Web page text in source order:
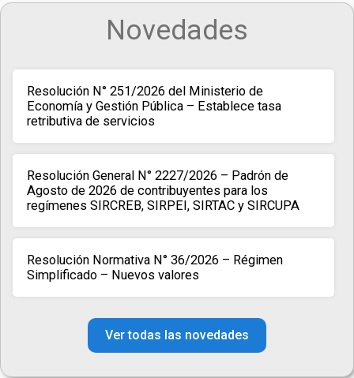
Novedades
Resolución N° 251/2026 del Ministerio de
Economía y Gestión Pública – Establece tasa
retributiva de servicios
Resolución General N° 2227/2026 – Padrón de
Agosto de 2026 de contribuyentes para los
regímenes SIRCREB, SIRPEI, SIRTAC y SIRCUPA
Resolución Normativa N° 36/2026 – Régimen
Simplificado – Nuevos valores
Ver todas las novedades